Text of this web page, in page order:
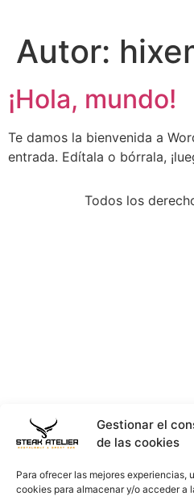
Gestionar el
de las cookies
Para ofrecer las mejores experiencias,
cookies para almacenar y/o acceder a
Autor:
¡Hola, mundo!
Te damos la bienvenida a
entrada. Edítala o bórrala,
Todos los